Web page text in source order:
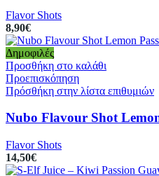
Flavor Shots
8,90€
Δημοφιλές
Προσθήκη στο καλάθι
Προεπισκόπηση
Πρόσθήκη στην λίστα επιθυμιών
Nubo Flavour Shot
Flavor Shots
14,50€